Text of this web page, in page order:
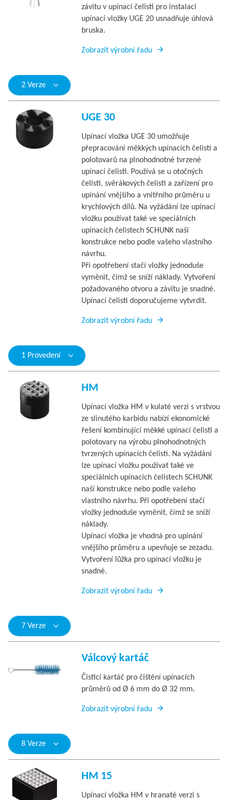
závitu v upínací čelisti pro instalaci
upínací vložky UGE 20 usnadňuje úhlová
bruska.
Zobrazit výrobní řadu
2 Verze
UGE 30
Upínací vložka UGE 30 umožňuje
přepracování měkkých upínacích čelistí a
polotovarů na plnohodnotné tvrzené
upínací čelisti. Používá se u otočných
čelistí, svěrákových čelistí a zařízení pro
upínání vnějšího a vnitřního průměru u
krychlových dílů. Na vyžádání lze upínací
vložku používat také ve speciálních
upínacích čelistech SCHUNK naší
konstrukce nebo podle vašeho vlastního
návrhu.
Při opotřebení stačí vložky jednoduše
vyměnit, čímž se sníží náklady. Vytvoření
požadovaného otvoru a závitu je snadné.
Upínací čelisti doporučujeme vytvrdit.
Zobrazit výrobní řadu
1 Provedení
HM
Upínací vložka HM v kulaté verzi s vrstvou
ze slinutého karbidu nabízí ekonomické
řešení kombinující měkké upínací čelisti a
polotovary na výrobu plnohodnotných
tvrzených upínacích čelistí. Na vyžádání
lze upínací vložku používat také ve
speciálních upínacích čelistech SCHUNK
naší konstrukce nebo podle vašeho
vlastního návrhu. Při opotřebení stačí
vložky jednoduše vyměnit, čímž se sníží
náklady.
Upínací vložka je vhodná pro upínání
vnějšího průměru a upevňuje se zezadu.
Vytvoření lůžka pro upínací vložku je
snadné.
Zobrazit výrobní řadu
7 Verze
Válcový kartáč
Čisticí kartáč pro čištění upínacích
průměrů od Ø 6 mm do Ø 32 mm.
Zobrazit výrobní řadu
8 Verze
HM 15
Upínací vložka HM v hranaté verzi s